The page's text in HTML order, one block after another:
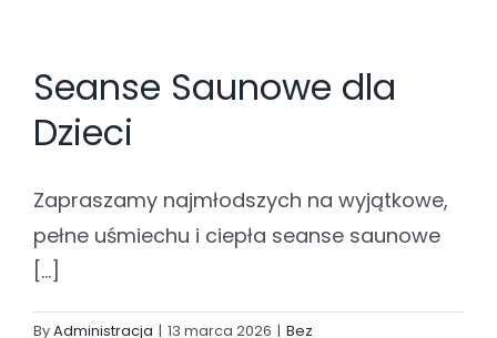
Świąt
Seanse Saunowe dla
Dzieci
Zapraszamy najmłodszych na wyjątkowe,
pełne uśmiechu i ciepła seanse saunowe
[...]
ByAdministracja | 13 marca 2026 | Bez